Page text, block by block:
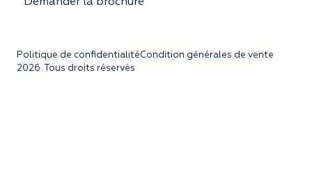
Politique de confidentialitéCondition générales de vente
2026. Tous droits réservés